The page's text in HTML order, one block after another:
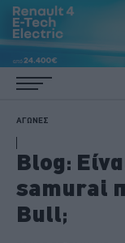
ΑΓΩΝΕΣ
Βlog:
samurai
Bull;